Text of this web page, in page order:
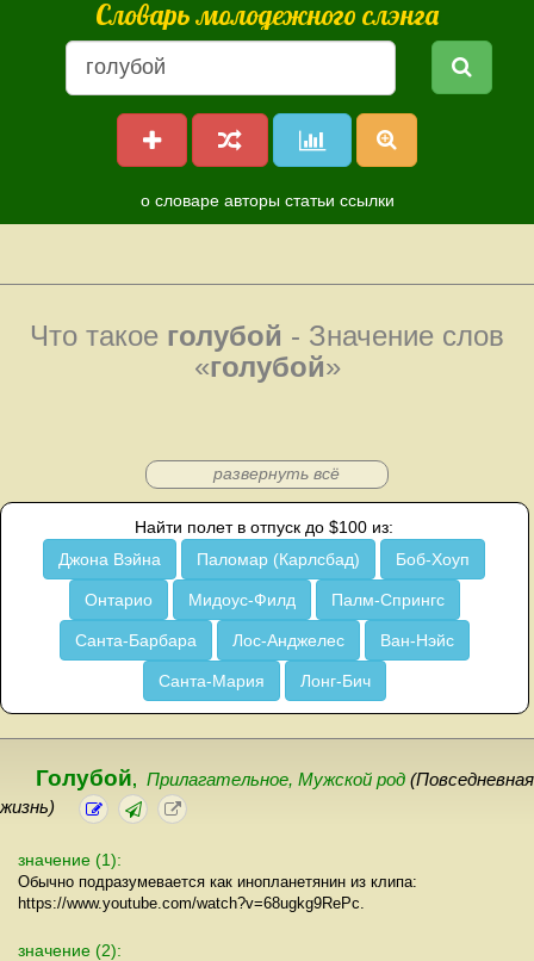
Словарь молодежного слэнга
о словаре авторы статьи ссылки
Что такое голубой - Значение слов
«голубой»
развернуть всё
Найти полет в отпуск до $100 из:
Джона Вэйна
Паломар (Карлсбад) Боб-Хоуп
Онтарио Мидоус-Филд Палм-Спрингс
Санта-Барбара Лос-Анджелес Ван-Нэйс
Санта-Мария Лонг-Бич
Голубой, Прилагательное, Мужской род (Повседневная
жизнь)
значение (1):
Обычно подразумевается как инопланетянин из клипа:
https://www.youtube.com/watch?v=68ugkg9RePc.
значение (2):